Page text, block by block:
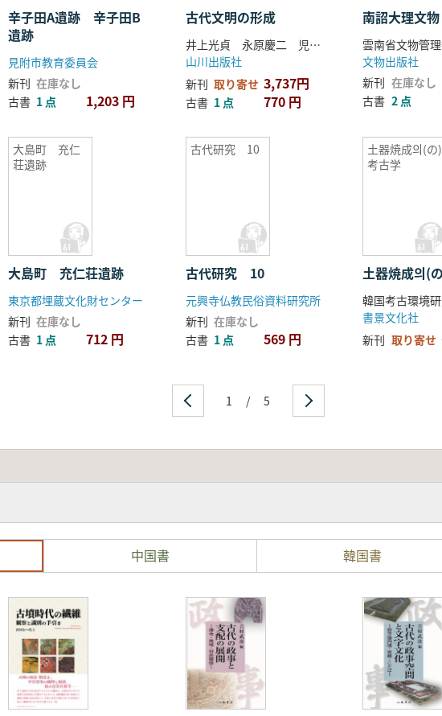
辛子田A遺跡 辛子田B
遺跡
見附市教育委員会
新刊 在庫なし
古書 1 点 1,203 円
古代文明の形成
井上光貞 永原慶二 児玉幸多 大久保利謙
山川出版社
新刊 取り寄せ 3,737円
古書 1 点 770 円
南詔大理文物
雲南省文物管
文物出版社
新刊 在庫なし
古書 2 点
大島町 充仁
荘遺跡
大島町 充仁荘遺跡
東京都埋蔵文化財センター
新刊 在庫なし
古書 1 点 712 円
古代研究 10
古代研究 10
元興寺仏教民俗資料研究所
新刊 在庫なし
古書 1 点 569 円
土器焼成의(の)
考古学
土器焼成의(
韓国考古環境
書景文化社
新刊 取り寄せ
1 / 5
中国書 韓国書